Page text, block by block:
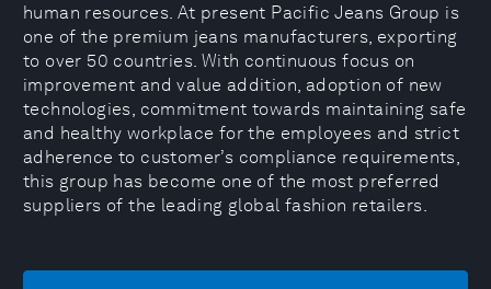
human resources. At present Pacific Jeans Group is
one of the premium jeans manufacturers, exporting
to over 50 countries. With continuous focus on
improvement and value addition, adoption of new
technologies, commitment towards maintaining safe
and healthy workplace for the employees and strict
adherence to customer’s compliance requirements,
this group has become one of the most preferred
suppliers of the leading global fashion retailers.